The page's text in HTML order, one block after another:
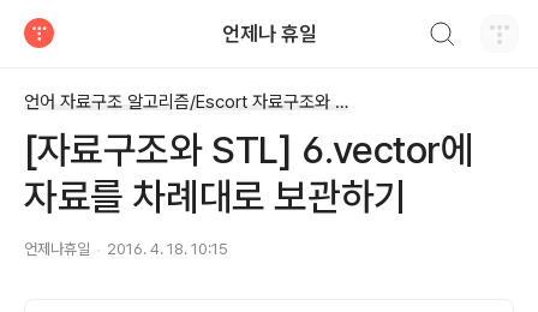
언제나 휴일
언어 자료구조 알고리즘/Escort 자료구조와 STL
[자료구조와 STL] 6.vector에
자료를 차례대로 보관하기
언제나휴일 2016. 4. 18. 10:15